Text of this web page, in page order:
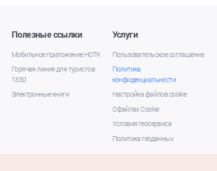
Полезные ссылки
Мобильное приложение НОТК
Горячая линия для туристов
1330
Электронные книги
Услуги
Пользовательское соглашение
Политика
конфиденциальности
Настройка файлов cookie
О файлах Cookie
Условия геосервиса
Политика геоданных